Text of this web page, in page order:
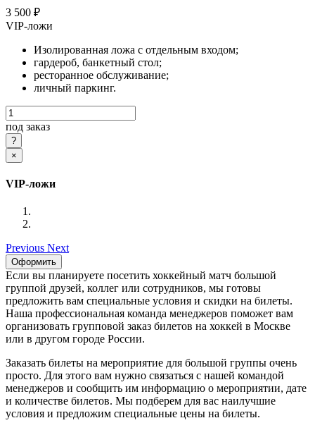
3 500 ₽
VIP-ложи
Изолированная ложа с отдельным входом;
гардероб, банкетный стол;
ресторанное обслуживание;
личный паркинг.
под заказ
×
VIP-ложи
Previous Next
Оформить
Если вы планируете посетить хоккейный матч большой
группой друзей, коллег или сотрудников, мы готовы
предложить вам специальные условия и скидки на билеты.
Наша профессиональная команда менеджеров поможет вам
организовать групповой заказ билетов на хоккей в Москве
или в другом городе России.
Заказать билеты на мероприятие для большой группы очень
просто. Для этого вам нужно связаться с нашей командой
менеджеров и сообщить им информацию о мероприятии, дате
и количестве билетов. Мы подберем для вас наилучшие
условия и предложим специальные цены на билеты.